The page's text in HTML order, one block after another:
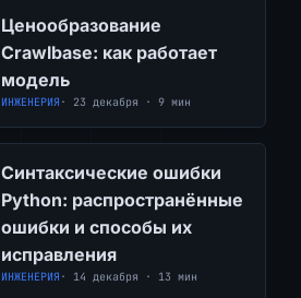
Ценообразование
Crawlbase: как работает
модель
ИНЖЕНЕРИЯ · 23 декабря · 9 мин
Синтаксические ошибки
Python: распространённые
ошибки и способы их
исправления
ИНЖЕНЕРИЯ · 14 декабря · 13 мин